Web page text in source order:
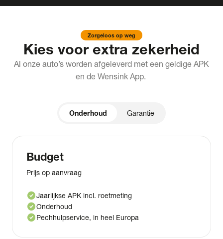
Zorgeloos op weg
Kies voor extra zekerheid
Al onze auto’s worden afgeleverd met een geldige APK
en de Wensink App.
Onderhoud Garantie
Budget
Prijs op aanvraag
check_circleJaarlijkse APK incl. roetmeting
check_circleOnderhoud
check_circlePechhulpservice, in heel Europa